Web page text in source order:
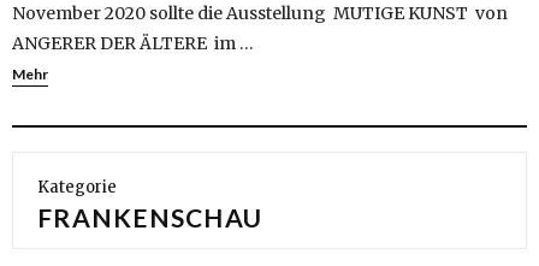
November 2020 sollte die Ausstellung MUTIGE KUNST von
ANGERER DER ÄLTERE im …
Mehr
Kategorie
FRANKENSCHAU